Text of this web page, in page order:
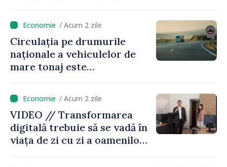
/ Acum 2 zile
Circulația pe drumurile
naționale a vehiculelor de
mare tonaj este
caniculă
/ Acum 2 zile
VIDEO // Transformarea
digitală trebuie să se vadă în
viața de zi cu zi a oamenilor